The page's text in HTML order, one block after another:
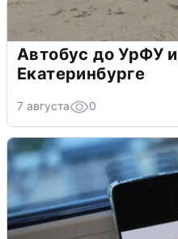
Автобус до УрФУ
Екатеринбурге
7 августа 0